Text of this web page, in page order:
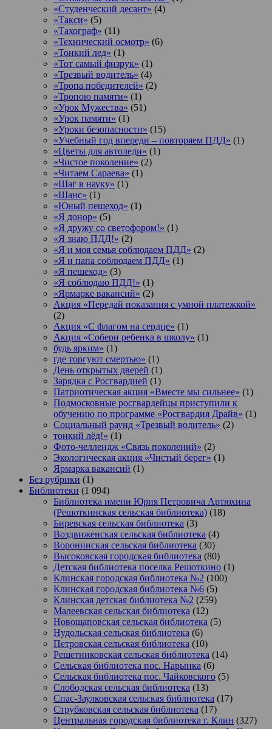
«Студенческий десант» (4)
«Такси» (5)
«Тахограф» (11)
«Технический осмотр» (6)
«Тонкий лед» (1)
«Тот самый физрук» (1)
«Трезвый водитель» (4)
«Тропа победителей» (2)
«Тропою памяти» (1)
«Урок Мужества» (51)
«Урок памяти» (1)
«Уроки безопасности» (15)
«Учебный год впереди – повторяем ПДД» (1)
«Цветы для автоледи» (1)
«Чистое поколение» (2)
«Читаем Сараева» (1)
«Шаг в науку» (1)
«Шанс» (1)
«Юный пешеход» (1)
«Я донор» (5)
«Я дружу со светофором!» (1)
«Я знаю ПДД!» (2)
«Я и моя семья соблюдаем ПДД» (2)
«Я и папа соблюдаем ПДД» (1)
«Я пешеход» (3)
«Я соблюдаю ПДД!» (1)
«Ярмарке вакансий» (2)
Акция «Передай показания с умной платежкой»
(2)
Акция «С флагом на сердце» (1)
Акция «Собери ребенка в школу» (1)
будь ярким» (1)
где торгуют смертью» (1)
День открытых дверей (1)
Зарядка с Росгвардией (1)
Патриотическая акция «Вместе мы сильнее» (1)
Подмосковные росгвардейцы приступили к
обучению по программе «Росгвардия Драйв» (1)
Социальный раунд «Трезвый водитель» (2)
тонкий лёд!» (1)
Фото-челлендж «Связь поколений» (2)
Экологическая акция «Чистый берег» (1)
Ярмарка вакансий (1)
Без рубрики (1)
Библиотеки (1 094)
Библиотека имени Юрия Петровича Артюхина
(Решоткинская сельская библиотека) (18)
Биревская сельская библиотека (3)
Воздвиженская сельская библиотека (4)
Воронинская сельская библиотека (30)
Высоковская городская библиотека (80)
Детская библиотека поселка Решоткино (1)
Клинская городская библиотека №2 (100)
Клинская городская библиотека №6 (5)
Клинская детская библиотека №2 (259)
Малеевская сельская библиотека (12)
Новощаповская сельская библиотека (5)
Нудольская сельская библиотека (6)
Петровская сельская библиотека (10)
Решетниковская сельская библиотека (14)
Сельская библиотека пос. Нарынка (6)
Сельская библиотека пос. Чайковского (5)
Слободская сельская библиотека (13)
Спас-Заулковская сельская библиотека (17)
Струбковская сельская библиотека (17)
Центральная городская библиотека г. Клин (327)